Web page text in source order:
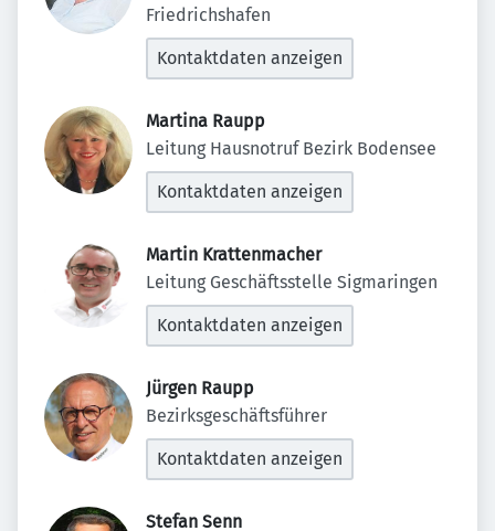
Friedrichshafen
Kontaktdaten anzeigen
Martina Raupp
Leitung Hausnotruf Bezirk Bodensee
Kontaktdaten anzeigen
Martin Krattenmacher
Leitung Geschäftsstelle Sigmaringen
Kontaktdaten anzeigen
Jürgen Raupp
Bezirksgeschäftsführer
Kontaktdaten anzeigen
Stefan Senn